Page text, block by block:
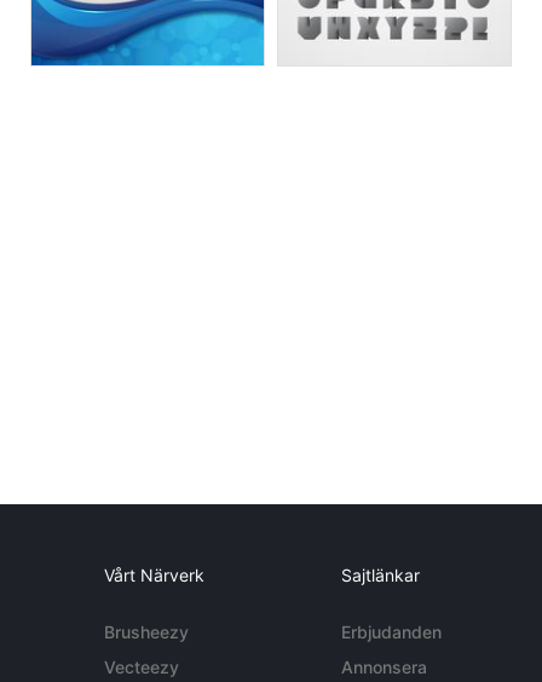
Vårt Närverk
Brusheezy
Vecteezy
Sajtlänkar
Erbjudanden
Annonsera